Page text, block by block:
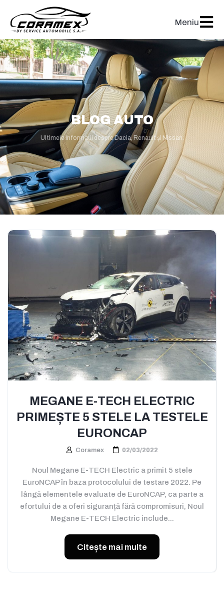
Meniu
BLOG AUTO
Ultimele informații despre Dacia, Renault și Nissan.
MEGANE E-TECH ELECTRIC
PRIMEȘTE 5 STELE LA TESTELE
EURONCAP
Coramex 02/03/2022
Noul Megane E-TECH Electric a primit 5 stele
EuroNCAP în baza protocolului de testare 2022. Pe
lângă elementele evaluate de EuroNCAP, ca parte a
efortului de a oferi siguranță fără compromisuri, Noul
Megane E-TECH Electric include...
Citește mai multe